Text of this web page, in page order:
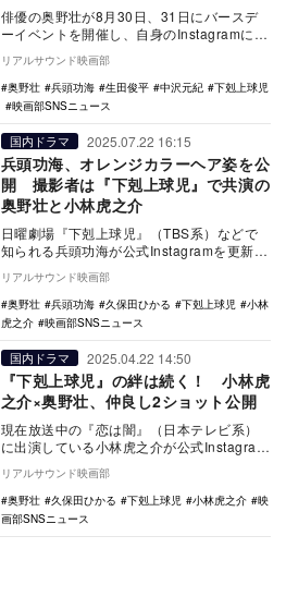
俳優の奥野壮が8月30日、31日にバースデ
ーイベントを開催し、自身のInstagramにオ
フショットの模様を投稿した。 8月…
リアルサウンド映画部
奥野壮
兵頭功海 生田俊平 中沢元紀
下剋上球児
映画部SNSニュース
国内ドラマ 2025.07.22 16:15
兵頭功海、オレンジカラーヘア姿を公
開 撮影者は『下剋上球児』で共演の
奥野壮と小林虎之介
日曜劇場『下剋上球児』（TBS系）などで
知られる兵頭功海が公式Instagramを更新
し、大胆なオレンジカラーヘアとなったイ
メチ…
リアルサウンド映画部
奥野壮
兵頭功海 久保田ひかる 下剋上球児
小林
虎之介
映画部SNSニュース
国内ドラマ 2025.04.22 14:50
『下剋上球児』の絆は続く！ 小林虎
之介×奥野壮、仲良し2ショット公開
現在放送中の『恋は闇』（日本テレビ系）
に出演している小林虎之介が公式Instagram
を更新し、『下剋上球児』（2023年／TB…
リアルサウンド映画部
奥野壮
久保田ひかる 下剋上球児 小林虎之介
映
画部SNSニュース